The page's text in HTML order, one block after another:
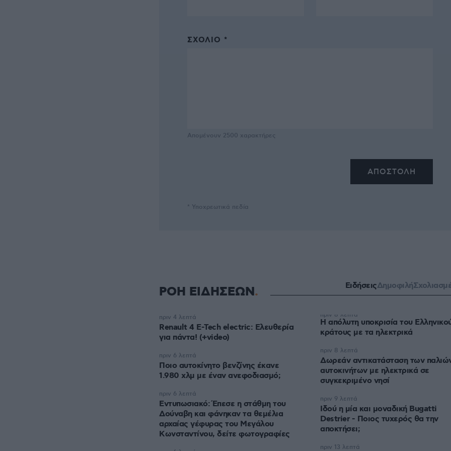
ΣΧΌΛΙΟ *
Απομένουν 2500 χαρακτήρες
* Υποχρεωτικά πεδία
ΡΟΗ ΕΙΔΗΣΕΩΝ ΕιδήσειςΔημοφιλή
Renault 4 E-Tech electric: Ελευθερία
για πάντα! (+video)
πριν 4 λεπτά
Ποιο αυτοκίνητο βενζίνης έκανε
1.980 χλμ με έναν ανεφοδιασμό;
πριν 6 λεπτά
Εντυπωσιακό: Έπεσε η στάθμη του
Δούναβη και φάνηκαν τα θεμέλια
αρχαίας γέφυρας του Μεγάλου
Κωνσταντίνου, δείτε φωτογραφίες
πριν 6 λεπτά
Η απόλυτη υποκρισία του
κράτους με τα ηλεκτρικά
πριν 8 λεπτά
Δωρεάν αντικατάσταση των
αυτοκινήτων με ηλεκτρικά σε
συγκεκριμένο νησί
πριν 8 λεπτά
Ιδού η μία και μοναδική Bugatti
Destrier - Ποιος τυχερός θα την
αποκτήσει;
πριν 9 λεπτά
πριν 13 λεπτά